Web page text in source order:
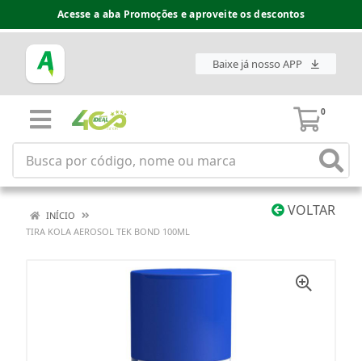
Acesse a aba Promoções e aproveite os descontos
Baixe já nosso APP
0
VOLTAR
INÍCIO
TIRA KOLA AEROSOL TEK BOND 100ML